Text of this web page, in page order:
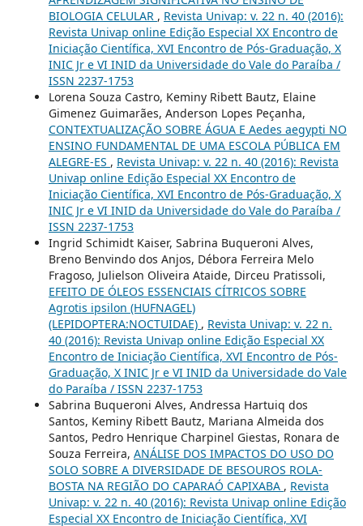
BIOLOGIA CELULAR , Revista Univap: v. 22 n. 40 (2016):
Revista Univap online Edição Especial XX Encontro de
Iniciação Científica, XVI Encontro de Pós-Graduação, X
INIC Jr e VI INID da Universidade do Vale do Paraíba /
ISSN 2237-1753
Lorena Souza Castro, Keminy Ribett Bautz, Elaine
Gimenez Guimarães, Anderson Lopes Peçanha,
CONTEXTUALIZAÇÃO SOBRE ÁGUA E Aedes aegypti NO
ENSINO FUNDAMENTAL DE UMA ESCOLA PÚBLICA EM
ALEGRE-ES , Revista Univap: v. 22 n. 40 (2016): Revista
Univap online Edição Especial XX Encontro de
Iniciação Científica, XVI Encontro de Pós-Graduação, X
INIC Jr e VI INID da Universidade do Vale do Paraíba /
ISSN 2237-1753
Ingrid Schimidt Kaiser, Sabrina Buqueroni Alves,
Breno Benvindo dos Anjos, Débora Ferreira Melo
Fragoso, Julielson Oliveira Ataide, Dirceu Pratissoli,
EFEITO DE ÓLEOS ESSENCIAIS CÍTRICOS SOBRE
Agrotis ipsilon (HUFNAGEL)
(LEPIDOPTERA:NOCTUIDAE) , Revista Univap: v. 22 n.
40 (2016): Revista Univap online Edição Especial XX
Encontro de Iniciação Científica, XVI Encontro de Pós-
Graduação, X INIC Jr e VI INID da Universidade do Vale
do Paraíba / ISSN 2237-1753
Sabrina Buqueroni Alves, Andressa Hartuiq dos
Santos, Keminy Ribett Bautz, Mariana Almeida dos
Santos, Pedro Henrique Charpinel Giestas, Ronara de
Souza Ferreira, ANÁLISE DOS IMPACTOS DO USO DO
SOLO SOBRE A DIVERSIDADE DE BESOUROS ROLA-
BOSTA NA REGIÃO DO CAPARAÓ CAPIXABA , Revista
Univap: v. 22 n. 40 (2016): Revista Univap online Edição
Especial XX Encontro de Iniciação Científica, XVI